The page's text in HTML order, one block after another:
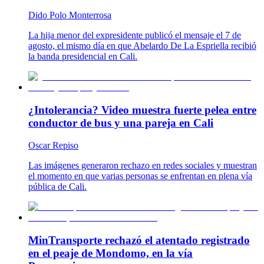
Dido Polo Monterrosa
La hija menor del expresidente publicó el mensaje el 7 de
agosto, el mismo día en que Abelardo De La Espriella recibió
la banda presidencial en Cali.
¿Intolerancia? Video muestra fuerte pelea entre
conductor de bus y una pareja en Cali
Oscar Repiso
Las imágenes generaron rechazo en redes sociales y muestran
el momento en que varias personas se enfrentan en plena vía
pública de Cali.
MinTransporte rechazó el atentado registrado
en el peaje de Mondomo, en la vía